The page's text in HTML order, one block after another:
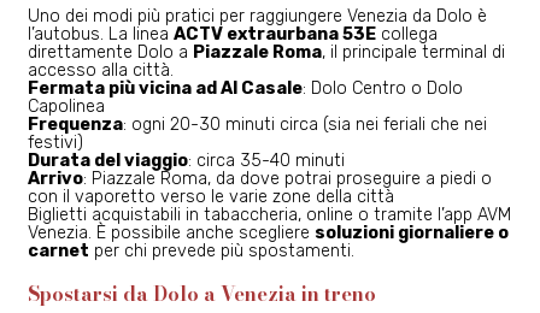
Uno dei modi più pratici per raggiungere Venezia da Dolo è
l’autobus. La linea ACTV extraurbana 53Ecollega
direttamente Dolo a Piazzale Roma, il principale terminal di
accesso alla città.
Fermata più vicina ad Al Casale: Dolo Centro o Dolo
Capolinea
Frequenza: ogni 20-30 minuti circa (sia nei feriali che nei
festivi)
Durata del viaggio: circa 35-40 minuti
Arrivo: Piazzale Roma, da dove potrai proseguire a piedi o
con il vaporetto verso le varie zone della città
Biglietti acquistabili in tabaccheria, online o tramite l’app AVM
Venezia. È possibile anche scegliere soluzioni giornaliere o
carnet per chi prevede più spostamenti.
Spostarsi da Dolo a Venezia in treno